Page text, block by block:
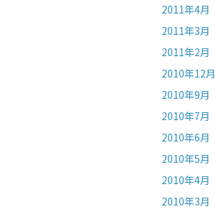
2011年4月
2011年3月
2011年2月
2010年12月
2010年9月
2010年7月
2010年6月
2010年5月
2010年4月
2010年3月